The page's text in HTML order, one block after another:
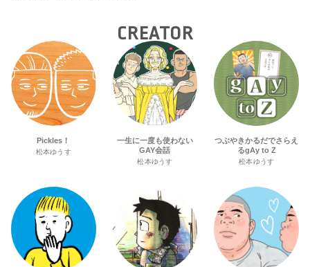
CREATOR
Pickles！
松本ゆうす
一生に一度も使わない
GAY会話
松本ゆうす
つぶやきかるだでさらえ
るgAy to Z
松本ゆうす